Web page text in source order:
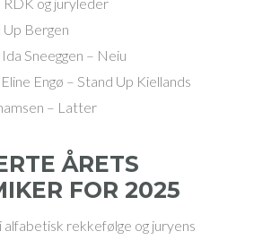
Up Bergen
Sneeggen – Neiu
Engø – Stand Up Kiellands
– Latter
ÅRETS
FOR 2025
rekkefølge og juryens